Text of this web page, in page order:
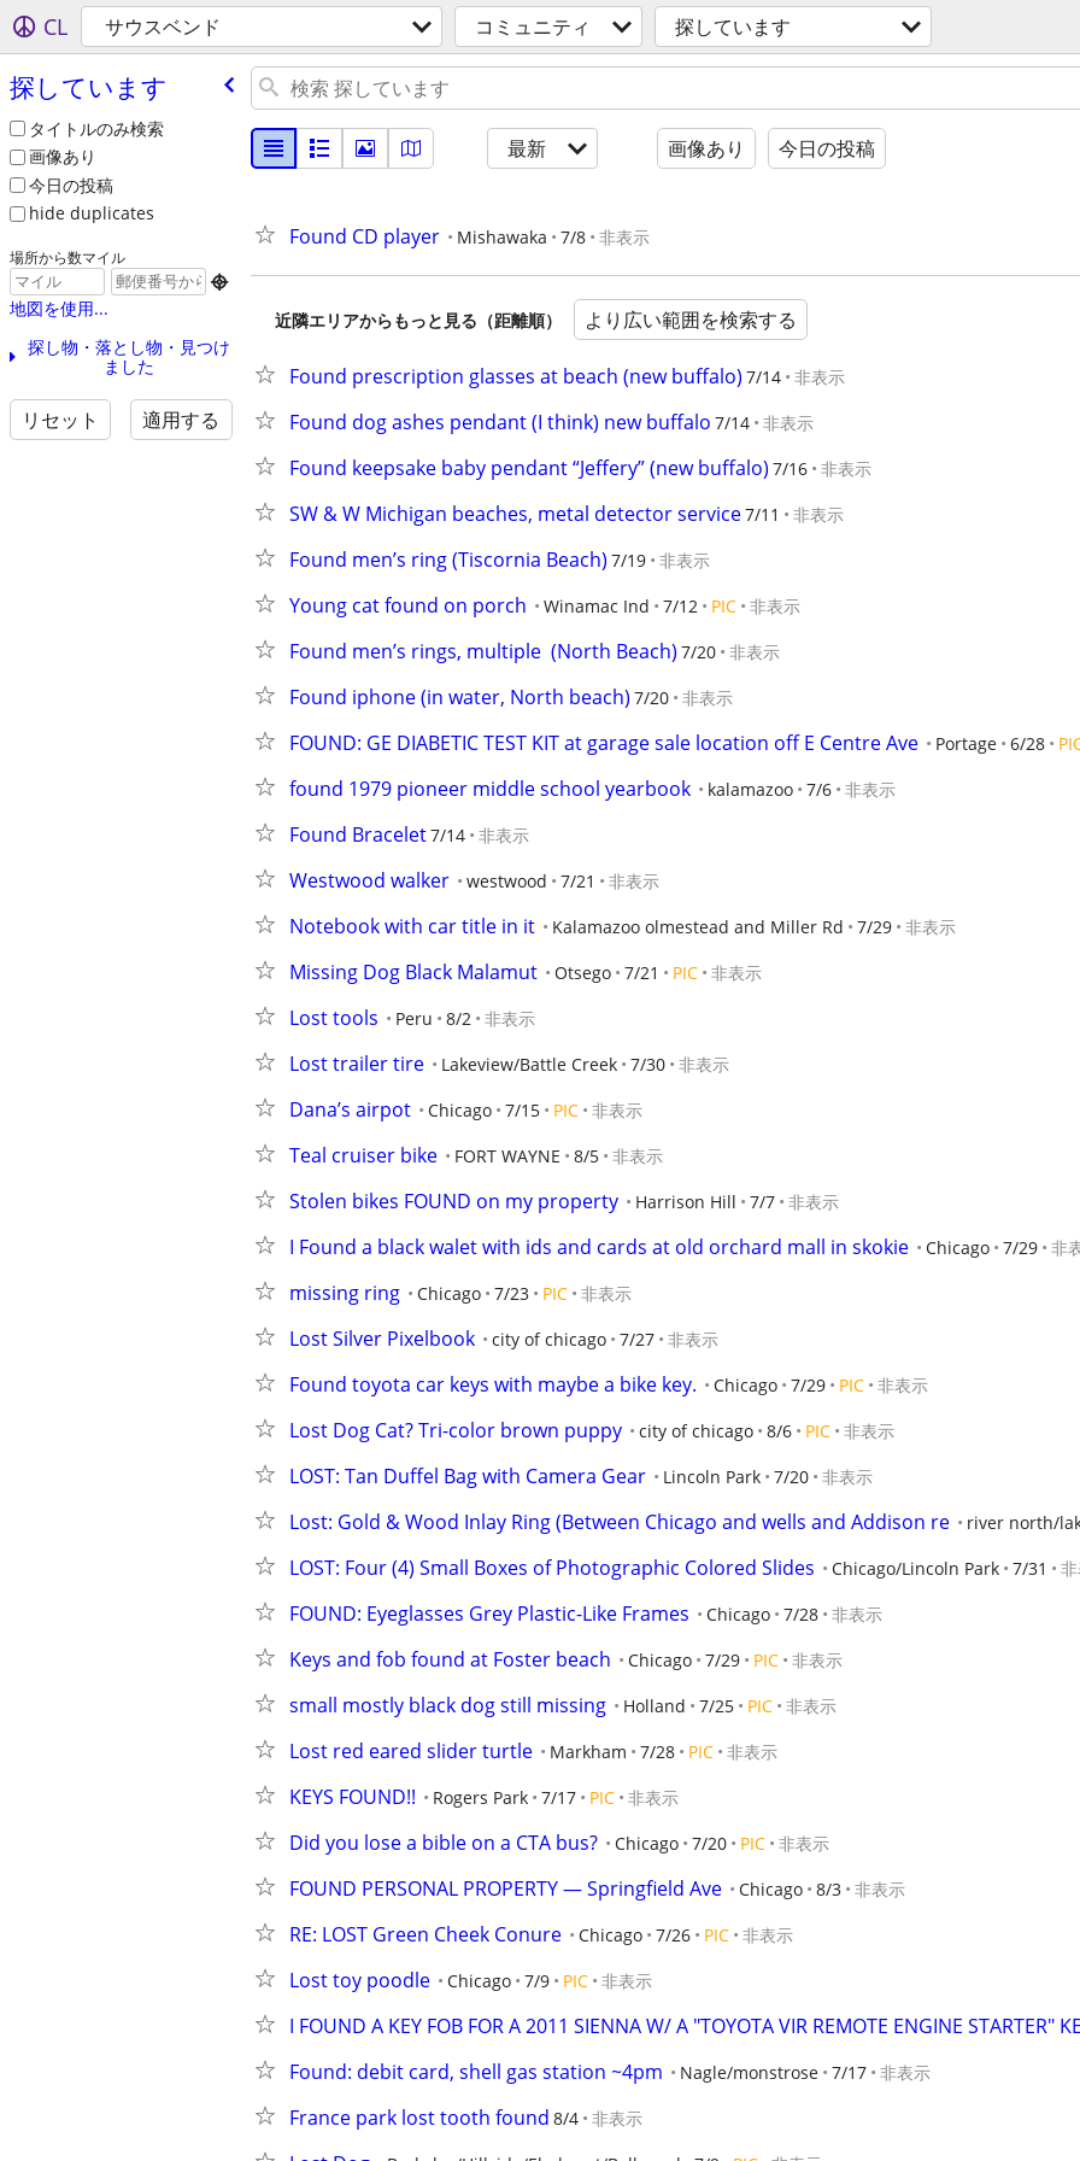
CL サウスベンド コミュニティ 探しています
探しています
タイトルのみ検索
画像あり
今日の投稿
hide duplicates
場所から数マイル

地図を使用...
探し物・落とし物・見つけ
ました
リセット 適用する
最新 画像あり 今日の投稿
Found CD player Mishawaka 7/8 非表示
近隣エリアからもっと見る（距離順） より広い範囲を検索する
Found prescription glasses at beach (new buffalo) 7/14 非表示
Found dog ashes pendant (I think) new buffalo 7/14 非表示
Found keepsake baby pendant “Jeffery” (new buffalo) 7/16 非表示
SW & W Michigan beaches, metal detector service7/11 非表示
Found men’s ring (Tiscornia Beach) 7/19 非表示
Young cat found on porch Winamac Ind 7/12 PIC 非表示
Found men’s rings, multiple  (North Beach) 7/20 非表示
Found iphone (in water, North beach) 7/20 非表示
FOUND: GE DIABETIC TEST KIT at garage sale location off E Centre Ave Portage 6/28
found 1979 pioneer middle school yearbook kalamazoo 7/6 非表示
Found Bracelet7/14 非表示
Westwood walker westwood 7/21 非表示
Notebook with car title in it Kalamazoo olmestead and Miller Rd 7/29 非表示
Missing Dog Black Malamut Otsego 7/21 PIC 非表示
Lost tools Peru 8/2 非表示
Lost trailer tire Lakeview/Battle Creek 7/30 非表示
Dana’s airpot Chicago 7/15 PIC 非表示
Teal cruiser bike FORT WAYNE 8/5 非表示
Stolen bikes FOUND on my property Harrison Hill 7/7 非表示
I Found a black walet with ids and cards at old orchard mall in skokie Chicago 7/29 非
missing ring Chicago 7/23 PIC 非表示
Lost Silver Pixelbook city of chicago 7/27 非表示
Found toyota car keys with maybe a bike key. Chicago 7/29 PIC 非表示
Lost Dog Cat? Tri-color brown puppy city of chicago 8/6 PIC 非表示
LOST: Tan Duffel Bag with Camera Gear Lincoln Park 7/20 非表示
Lost: Gold & Wood Inlay Ring (Between Chicago and wells and Addison re river north/
LOST: Four (4) Small Boxes of Photographic Colored Slides Chicago/Lincoln Park 7/31
FOUND: Eyeglasses Grey Plastic-Like Frames Chicago 7/28 非表示
Keys and fob found at Foster beach Chicago 7/29 PIC 非表示
small mostly black dog still missing Holland 7/25 PIC 非表示
Lost red eared slider turtle Markham 7/28 PIC 非表示
KEYS FOUND!! Rogers Park 7/17 PIC 非表示
Did you lose a bible on a CTA bus? Chicago 7/20 PIC 非表示
FOUND PERSONAL PROPERTY — Springfield Ave Chicago 8/3 非表示
RE: LOST Green Cheek Conure Chicago 7/26 PIC 非表示
Lost toy poodle Chicago 7/9 PIC 非表示
I FOUND A KEY FOB FOR A 2011 SIENNA W/ A "TOYOTA VIR REMOTE ENGINE STARTER"
Found: debit card, shell gas station ~4pm Nagle/monstrose 7/17 非表示
France park lost tooth found 8/4 非表示